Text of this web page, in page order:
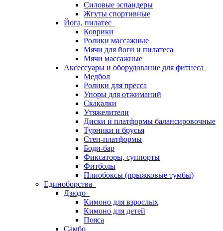
Силовые эспандеры
Жгуты спортивные
Йога, пилатес
Коврики
Ролики массажные
Мячи для йоги и пилатеса
Мячи массажные
Аксессуары и оборудование для фитнеса
Медбол
Ролики для пресса
Упоры для отжиманий
Скакалки
Утяжелители
Диски и платформы балансировочные
Турники и брусья
Степ-платформы
Боди-бар
Фиксаторы, суппорты
Фитболы
Плиобоксы (прыжковые тумбы)
Единоборства
Дзюдо
Кимоно для взрослых
Кимоно для детей
Пояса
Самбо